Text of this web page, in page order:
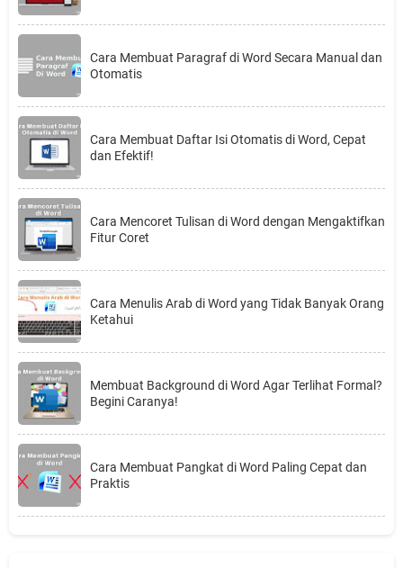
Cara Membuat Paragraf di Word Secara Manual dan
Otomatis
Cara Membuat Daftar Isi Otomatis di Word, Cepat
dan Efektif!
Cara Mencoret Tulisan di Word dengan Mengaktifkan
Fitur Coret
Cara Menulis Arab di Word yang Tidak Banyak Orang
Ketahui
Membuat Background di Word Agar Terlihat Formal?
Begini Caranya!
Cara Membuat Pangkat di Word Paling Cepat dan
Praktis